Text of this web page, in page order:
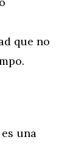
que no
una